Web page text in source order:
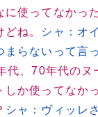
に使ってなかっ
ね。 シャ：オ
らないって言
代、70年代のヌ
しか使ってなか
シャ：ヴィッレ